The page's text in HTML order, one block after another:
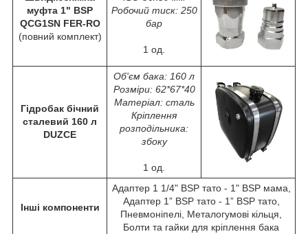
муфта 1" BSP
QCG1SN FER-RO
(повний комплект)
Робочий тиск: 250
бар
1 од.
Гідробак бічний
сталевий 160 л
DUZCE
Об'єм бака: 160 л
Розміри: 62*67*40
Матеріал: сталь
Кріплення
розподільника:
збоку
1 од.
Інші компоненти
Адаптер 1 1/4" BSP тато - 1" BSP мама,
Адаптер 1” BSP тато - 1” BSP тато,
Пневмоніпелі, Металогумові кільця,
Болти та гайки для кріплення бака